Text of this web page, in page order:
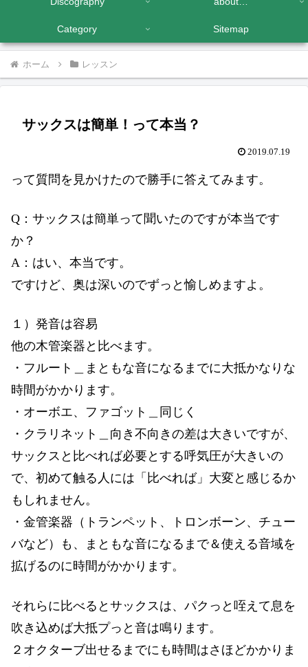
Category Sitemap
ホーム レッスン
サックスは簡単！って本当？
2019.07.19
って質問を見かけたので勝手に答えてみます。
Q：サックスは簡単って聞いたのですが本当です
か？
A：はい、本当です。
ですけど、奥は深いのでずっと愉しめますよ。
１）発音は容易
他の木管楽器と比べます。
・フルート＿まともな音になるまでに大抵かなりな
時間がかかります。
・オーボエ、ファゴット＿同じく
・クラリネット＿向き不向きの差は大きいですが、
サックスと比べれば必要とする呼気圧が大きいの
で、初めて触る人には「比べれば」大変と感じるか
もしれません。
・金管楽器（トランペット、トロンボーン、チュー
バなど）も、まともな音になるまで＆使える音域を
拡げるのに時間がかかります。
それらに比べるとサックスは、パクっと咥えて息を
吹き込めば大抵プっと音は鳴ります。
２オクターブ出せるまでにも時間はさほどかかりま